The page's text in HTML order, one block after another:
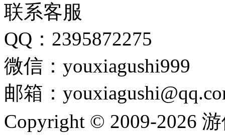
联系客服
QQ：2395872275
微信：youxiagushi999
邮箱：
Copyright © 2009-2026